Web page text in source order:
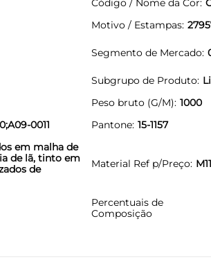
Código / Nome da Cor
Motivo / Estampas
Segmento de Mercado
Subgrupo de Produto
Peso bruto (G/M) 1000
0011 Pantone 15-1157
em malha de
de lã, tinto em
de
Material Ref p/Preço
Percentuais de
Composição